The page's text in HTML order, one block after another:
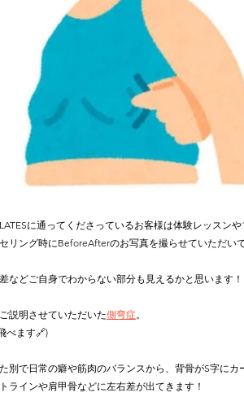
に通ってくださっているお客様は体験レッスンや
リング時にBeforeAfterのお写真を撮らせていただい
などご自身でわからない部分も見えるかと思います！
説明させていただいた側弯症。
べます🔗)
別で日常の癖や筋肉のバランスから、背骨がS字にカ
ラインや肩甲骨などに左右差が出てきます！